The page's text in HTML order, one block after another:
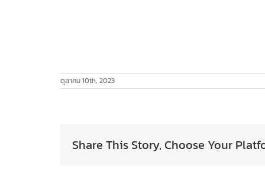
ตุลาคม 10th, 2023
Share This Story, Choose Your